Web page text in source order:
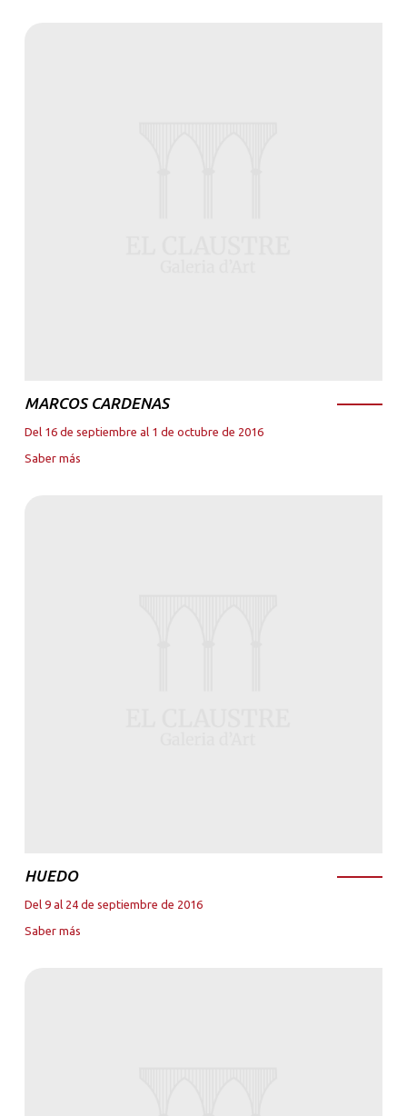
MARCOS CARDENAS
Del 16 de septiembre al 1 de octubre de 2016
Saber más
HUEDO
Del 9 al 24 de septiembre de 2016
Saber más